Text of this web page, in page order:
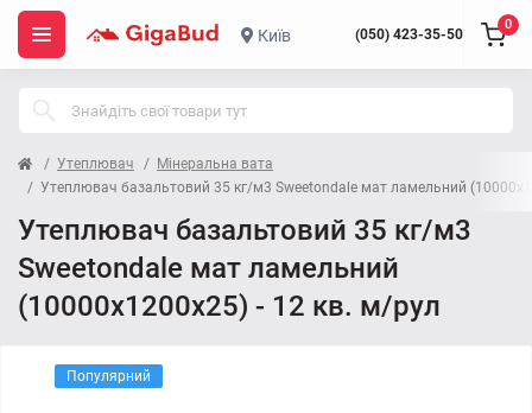
Київ (050) 423-35-50
0
Утеплювач
Мінеральна вата
Утеплювач базальтовий 35 кг/м3 Sweetondale мат ламельний
Утеплювач базальтовий 35 кг/м3
Sweetondale мат ламельний
(10000x1200x25) - 12 кв. м/рул
Популярний